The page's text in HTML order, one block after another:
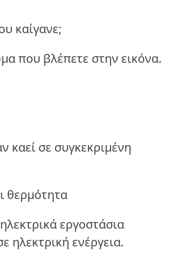
καίγανε;
που βλέπετε στην εικόνα.
καεί σε συγκεκριμένη
θερμότητα
εργοστάσια
ηλεκτρική ενέργεια.